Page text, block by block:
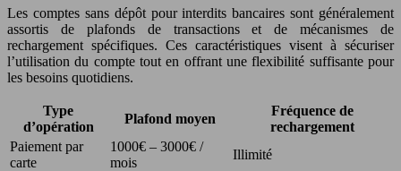
Les comptes sans dépôt pour interdits bancaires sont généralement
assortis de plafonds de transactions et de mécanismes de
rechargement spécifiques. Ces caractéristiques visent à sécuriser
l’utilisation du compte tout en offrant une flexibilité suffisante pour
les besoins quotidiens.
Type
d’opération
Plafond moyen
Fréquence de
rechargement
Paiement par
carte
1000€ – 3000€ /
mois
Illimité